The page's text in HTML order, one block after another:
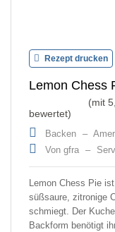
Rezept drucken
Lemon Chess
(mit
bewertet)
Backen –
Von gfra –
Lemon Chess Pie
süßsaure, zitronige
schmiegt. Der
Backform benötigt